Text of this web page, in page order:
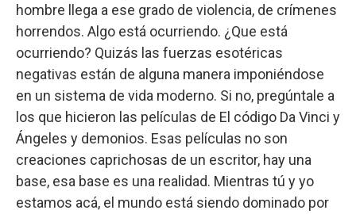
hombre llega a ese grado de violencia, de crímenes
horrendos. Algo está ocurriendo. ¿Que está
ocurriendo? Quizás las fuerzas esotéricas
negativas están de alguna manera imponiéndose
en un sistema de vida moderno. Si no, pregúntale a
los que hicieron las películas de El código Da Vinci y
Ángeles y demonios. Esas películas no son
creaciones caprichosas de un escritor, hay una
base, esa base es una realidad. Mientras tú y yo
estamos acá, el mundo está siendo dominado por